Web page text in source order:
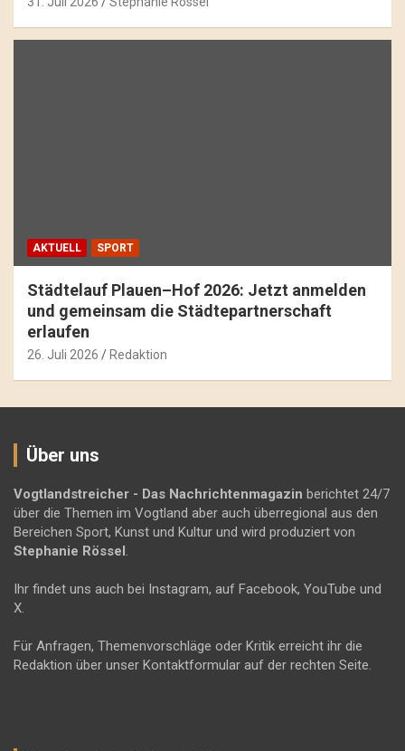
AKTUELL SPORT
Städtelauf Plauen–Hof 2026: Jetzt anmelden
und gemeinsam die Städtepartnerschaft
erlaufen
26. Juli 2026 Redaktion
Über uns
Vogtlandstreicher - Das Nachrichtenmagazin berichtet 24/7
über die Themen im Vogtland aber auch überregional aus den
Bereichen Sport, Kunst und Kultur und wird produziert von
Stephanie Rössel .
Ihr findet uns auch bei Instagram, auf Facebook, YouTube und
X.
Für Anfragen, Themenvorschläge oder Kritik erreicht ihr die
Redaktion über unser Kontaktformular auf der rechten Seite.